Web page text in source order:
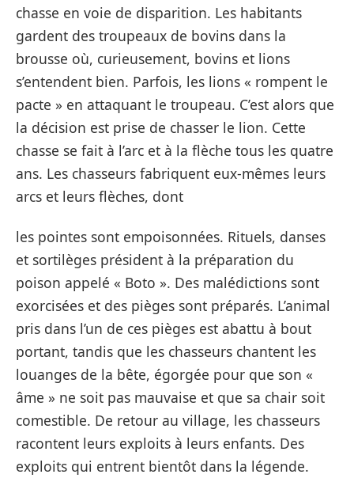
chasse en voie de disparition. Les habitants
gardent des troupeaux de bovins dans la
brousse où, curieusement, bovins et lions
s’entendent bien. Parfois, les lions « rompent le
pacte » en attaquant le troupeau. C’est alors que
la décision est prise de chasser le lion. Cette
chasse se fait à l’arc et à la flèche tous les quatre
ans. Les chasseurs fabriquent eux-mêmes leurs
arcs et leurs flèches, dont
les pointes sont empoisonnées. Rituels, danses
et sortilèges président à la préparation du
poison appelé « Boto ». Des malédictions sont
exorcisées et des pièges sont préparés. L’animal
pris dans l’un de ces pièges est abattu à bout
portant, tandis que les chasseurs chantent les
louanges de la bête, égorgée pour que son «
âme » ne soit pas mauvaise et que sa chair soit
comestible. De retour au village, les chasseurs
racontent leurs exploits à leurs enfants. Des
exploits qui entrent bientôt dans la légende.